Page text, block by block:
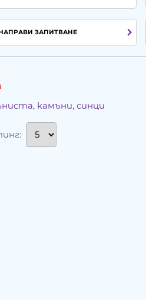
ЗАПИТВАНЕ
камъни, синци